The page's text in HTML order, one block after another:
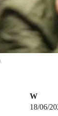
W
18/06/